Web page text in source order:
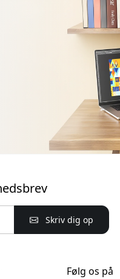
Skriv dig op
Følg os på